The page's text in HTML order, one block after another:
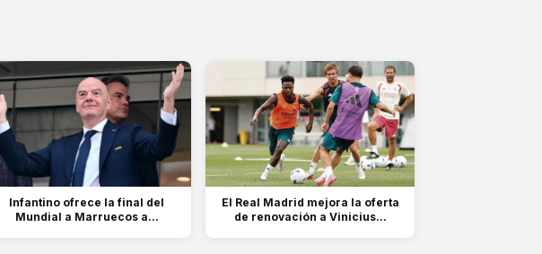
Infantino ofrece la final del
Mundial a Marruecos a...
El Real Madrid mejora la oferta
de renovación a Vinicius...